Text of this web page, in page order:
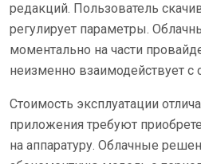
редакций. Пользователь
регулирует параметры.
моментально на части
неизменно взаимодействует с
Стоимость эксплуатации
приложения требуют
на аппаратуру. Облачные